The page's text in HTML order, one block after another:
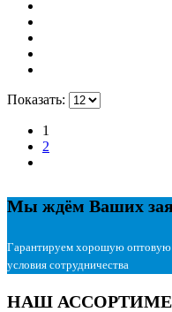
Показать:
1
2
Мы ждём Ваших
Гарантируем хорошую оптовую
условия сотрудничества
НАШ